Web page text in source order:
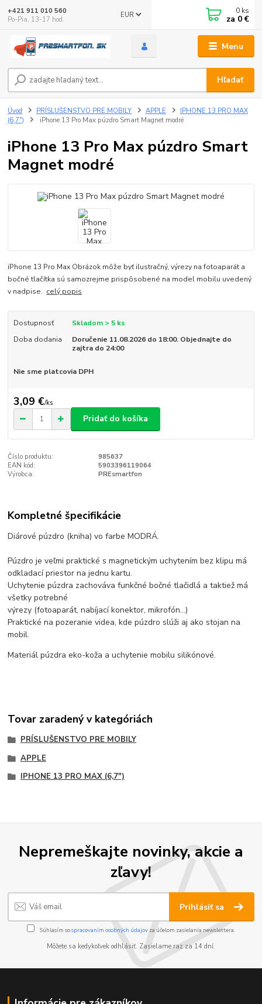
Menu
EUR
Hľadať
+421 911 010 560
Po-Pia, 13-17 hod.
0 ks
za 0 €
Úvod PRÍSLUŠENSTVO PRE MOBILY APPLE
IPHONE 13 PRO MAX
(6,7")
iPhone 13 Pro Max púzdro Smart Magnet modré
iPhone 13 Pro Max púzdro Smart
Magnet modré
iPhone 13 Pro Max Obrázok môže byť ilustračný, výrezy na fotoaparát a
bočné tlačítka sú samozrejme prispôsobené na model mobilu uvedený
v nadpise. celý popis
Dostupnosť
Skladom > 5 ks
Doba dodania
Doručenie 11.08.2026 do 18:00. Objednajte do
zajtra do 24:00
Nie sme platcovia DPH
3,09 €/ks
Pridať do košíka
Číslo produktu:
985637
EAN kód:
5903396119064
Výrobca:
PREsmartfon
Kompletné špecifikácie
Diárové púzdro (kniha) vo farbe MODRÁ.
Púzdro je veľmi praktické s magnetickým uchytením bez klipu má
odkladací priestor na jednu kartu.
Uchytenie púzdra zachováva funkčné bočné tlačidlá a taktiež má
všetky potrebné
výrezy (fotoaparát, nabíjací konektor, mikrofón...)
Praktické na pozeranie videa, kde púzdro slúži aj ako stojan na
mobil.
Materiál púzdra eko-koža a uchytenie mobilu silikónové.
Tovar zaradený v kategóriách
PRÍSLUŠENSTVO PRE MOBILY
APPLE
IPHONE 13 PRO MAX (6,7")
Nepremeškajte novinky, akcie a
zľavy!
Prihlásiť sa
Súhlasím sospracovaním osobných údajov za účelom zasielania newslettera.
Môžete sa kedykoľvek odhlásiť. Zasielame raz za 14 dní.